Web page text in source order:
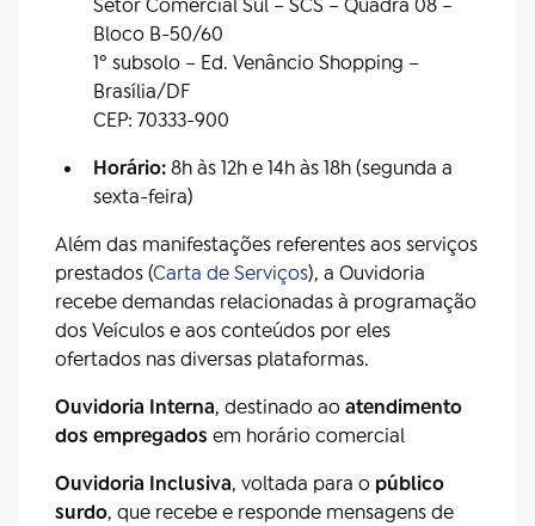
Setor Comercial Sul – SCS – Quadra 08 –
Bloco B-50/60
1º subsolo – Ed. Venâncio Shopping –
Brasília/DF
CEP: 70333-900
Horário:8h às 12h e 14h às 18h (segunda a
sexta-feira)
Além das manifestações referentes aos serviços
prestados (Carta de Serviços), a Ouvidoria
recebe demandas relacionadas à programação
dos Veículos e aos conteúdos por eles
ofertados nas diversas plataformas.
Ouvidoria Interna, destinado aoatendimento
dos empregados em horário comercial
Ouvidoria Inclusiva, voltada para o público
surdo, que recebe e responde mensagens de